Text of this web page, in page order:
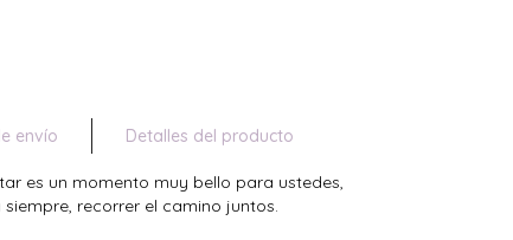
envío Detalles del producto
es un momento muy bello para ustedes,
recorrer el camino juntos.